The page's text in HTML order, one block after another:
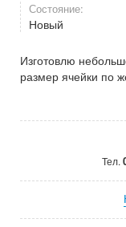
Состояние:
Новый
Изготовлю
размер ячейки по
Тел.